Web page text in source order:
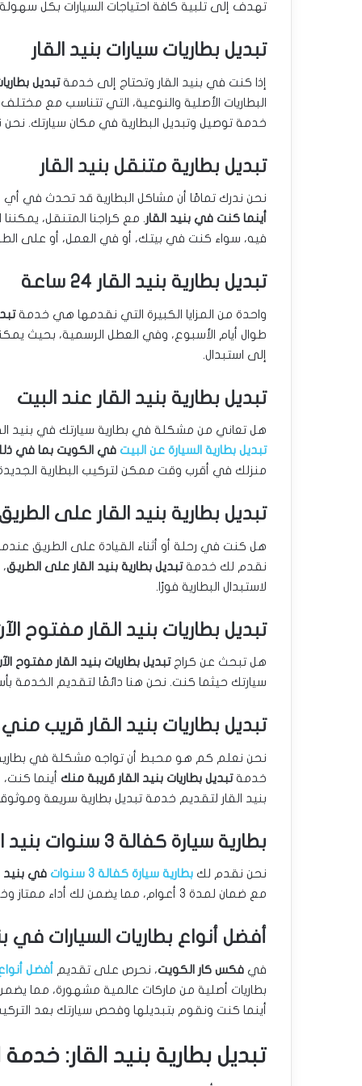
تهدف إلى تلبية كافة احتياجات السيارات بكل
تبديل بطاريات سيارات بنيد القار
إذا كنت في بنيد القار وتحتاج إلى خدمةتبديل
البطاريات الأصلية والنوعية، التي تتناسب مع مختلف
خدمة توصيل وتبديل البطارية في مكان سيارتك. نحن
تبديل بطارية متنقل بنيد القار
نحن ندرك تمامًا أن مشاكل البطارية قد تحدث في
أينما كنت في بنيد القار. مع كراجنا المتنقل،
فيه، سواء كنت في بيتك، أو في العمل، أو على
تبديل بطارية بنيد القار 24 ساعة
واحدة من المزايا الكبيرة التي نقدمها هي خدمة
طوال أيام الأسبوع، وفي العطل الرسمية، بحيث
إلى استبدال.
تبديل بطارية بنيد القار عند البيت
هل تعاني من مشكلة في بطارية سيارتك في بنيد
تبديل بطارية السيارة عن البيت في الكويت بما في
منزلك في أقرب وقت ممكن لتركيب البطارية
تبديل بطارية بنيد القار على
هل كنت في رحلة أو أثناء القيادة على الطريق
نقدم لك خدمةتبديل بطارية بنيد القار على الطريق
لاستبدال البطارية فورًا.
تبديل بطاريات بنيد القار مفتوح
هل تبحث عن كراجتبديل بطاريات بنيد القار مفتوح
سيارتك حيثما كنت. نحن هنا دائمًا لتقديم الخدمة
تبديل بطاريات بنيد القار قريب مني
نحن نعلم كم هو محبط أن تواجه مشكلة في
خدمةتبديل بطاريات بنيد القار قريبة منك أينما
بنيد القار لتقديم خدمة تبديل بطارية سريعة
بطارية سيارة كفالة 3 سنوات بنيد القار
نحن نقدم لك بطارية سيارة كفالة 3 سنوات
في بنيد
مع ضمان لمدة 3 أعوام، مما يضمن لك أداء ممتاز وخدمة طويلة الأمد.
أفضل أنواع بطاريات السيارات في
في فكس كار الكويت، نحرص على تقديم أفضل
بطاريات أصلية من ماركات عالمية مشهورة، مما
أينما كنت ونقوم بتبديلها وفحص سيارتك بعد
تبديل بطارية بنيد القار: